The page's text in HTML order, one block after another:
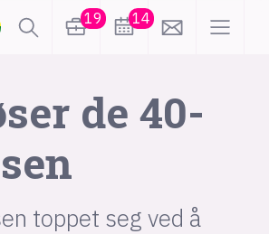
19 14
de 40-
toppet seg ved å
sikkerhet